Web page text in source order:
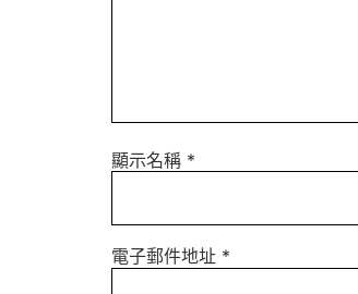
顯示名稱 *
電子郵件地址 *